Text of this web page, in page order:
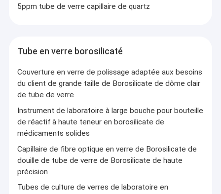
5ppm tube de verre capillaire de quartz
Tube en verre borosilicaté
Couverture en verre de polissage adaptée aux besoins
du client de grande taille de Borosilicate de dôme clair
de tube de verre
Instrument de laboratoire à large bouche pour bouteille
de réactif à haute teneur en borosilicate de
médicaments solides
Capillaire de fibre optique en verre de Borosilicate de
douille de tube de verre de Borosilicate de haute
précision
Tubes de culture de verres de laboratoire en